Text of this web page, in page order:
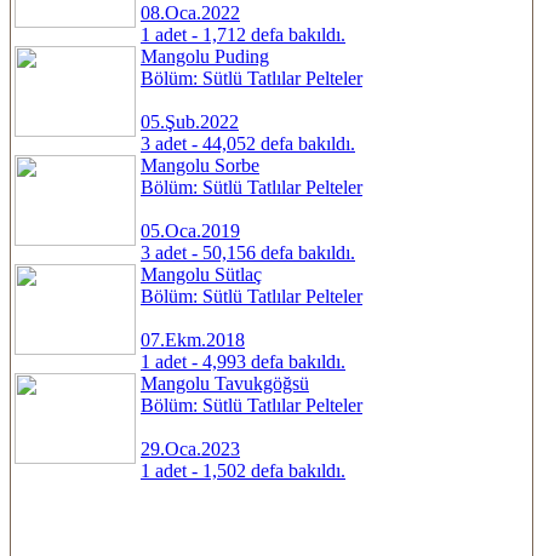
08.Oca.2022
1 adet - 1,712 defa bakıldı.
Mangolu Puding
Bölüm: Sütlü Tatlılar Pelteler
05.Şub.2022
3 adet - 44,052 defa bakıldı.
Mangolu Sorbe
Bölüm: Sütlü Tatlılar Pelteler
05.Oca.2019
3 adet - 50,156 defa bakıldı.
Mangolu Sütlaç
Bölüm: Sütlü Tatlılar Pelteler
07.Ekm.2018
1 adet - 4,993 defa bakıldı.
Mangolu Tavukgöğsü
Bölüm: Sütlü Tatlılar Pelteler
29.Oca.2023
1 adet - 1,502 defa bakıldı.